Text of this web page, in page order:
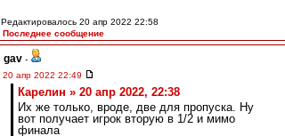
Редактировалось 20 апр 2022 22:58
Последнее сообщение
gav -
20 апр 2022 22:49
Карелин » 20 апр 2022, 22:38
Их же только, вроде, две для пропуска. Ну
вот получает игрок вторую в 1/2 и мимо
финала